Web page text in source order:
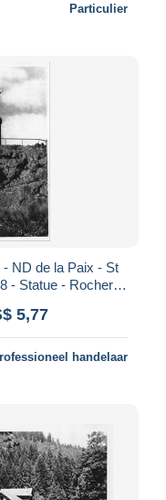
Particulier
ND de la Paix - St
- Statue - Rocher -
5,77
handelaar